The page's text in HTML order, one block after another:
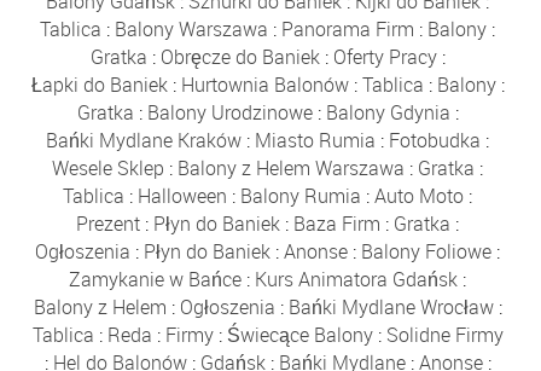
Tablica : Balony Warszawa : Panorama Firm : Balony :
Gratka : Obręcze do Baniek: Oferty Pracy:
Łapki do Baniek: Hurtownia Balonów:Tablica : Balony:
Gratka : Balony Urodzinowe: Balony Gdynia :
Bańki Mydlane Kraków : Miasto Rumia : Fotobudka :
Wesele Sklep : Balony z Helem Warszawa : Gratka :
Tablica : Halloween : Balony Rumia :Auto Moto :
Prezent : Płyn do Baniek : Baza Firm : Gratka :
Ogłoszenia : Płyn do Baniek :Anonse : Balony Foliowe :
Zamykanie w Bańce : Kurs Animatora Gdańsk :
Balony z Helem : Ogłoszenia : Bańki Mydlane Wrocław:
Tablica : Reda : Firmy: Świecące Balony: Solidne Firmy
: Hel do Balonów: Gdańsk: Bańki Mydlane:Anonse: